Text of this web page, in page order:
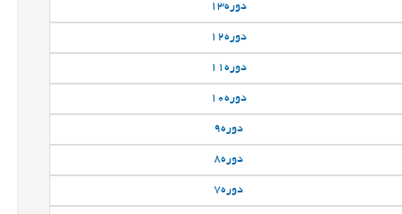
دوره13
دوره12
دوره11
دوره10
دوره9
دوره8
دوره7